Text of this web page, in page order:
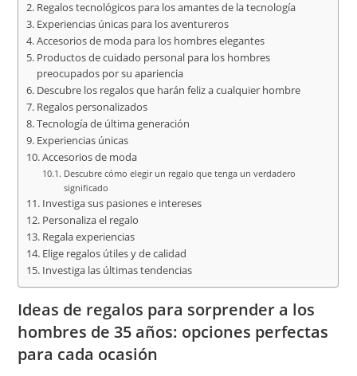
Regalos tecnológicos para los amantes de la tecnología
Experiencias únicas para los aventureros
Accesorios de moda para los hombres elegantes
Productos de cuidado personal para los hombres
preocupados por su apariencia
Descubre los regalos que harán feliz a cualquier hombre
Regalos personalizados
Tecnología de última generación
Experiencias únicas
Accesorios de moda
Descubre cómo elegir un regalo que tenga un verdadero
significado
Investiga sus pasiones e intereses
Personaliza el regalo
Regala experiencias
Elige regalos útiles y de calidad
Investiga las últimas tendencias
Ideas de regalos para sorprender a los
hombres de 35 años: opciones perfectas
para cada ocasión